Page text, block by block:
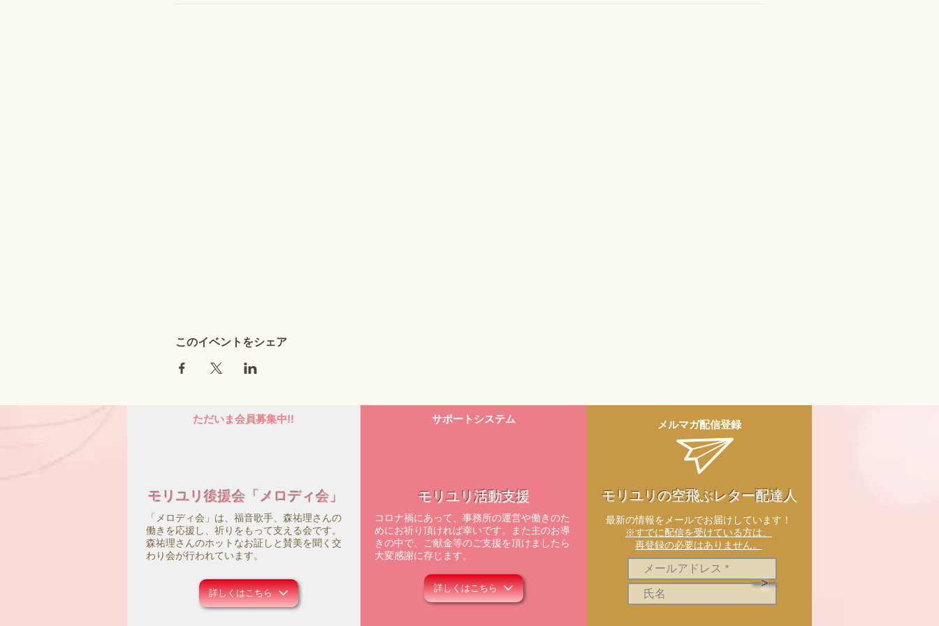
このイベントをシェア
ただいま会員募集中!!
モリユリ後援会「メロディ会」
「メロディ会」は、福音歌手、森祐理さんの
働きを応援し、祈りをもって支える会です。
森祐理さんのホットなお証しと賛美を聞く交
わり会が行われています。
詳しくはこちら
サポートシステム
モリユリ活動支援
コロナ禍にあって、事務所の運営や働きのた
めにお祈り頂ければ幸いです。また主のお導
きの中で、ご献金等のご支援を頂けましたら
大変感謝に存じます。
詳しくはこちら
メルマガ配信登録
モリユリの空飛ぶレター配達人
​最新の情報をメールでお届けしています！
※すでに配信を受けている方は、
再登録の必要はありません。
>